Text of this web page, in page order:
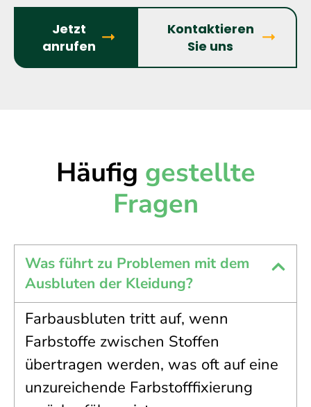
Jetzt
anrufen
Kontaktieren
Sie uns
Häufig gestellte
Fragen
Was führt zu Problemen mit dem
Ausbluten der Kleidung?
Farbausbluten tritt auf, wenn
Farbstoffe zwischen Stoffen
übertragen werden, was oft auf eine
unzureichende Farbstofffixierung